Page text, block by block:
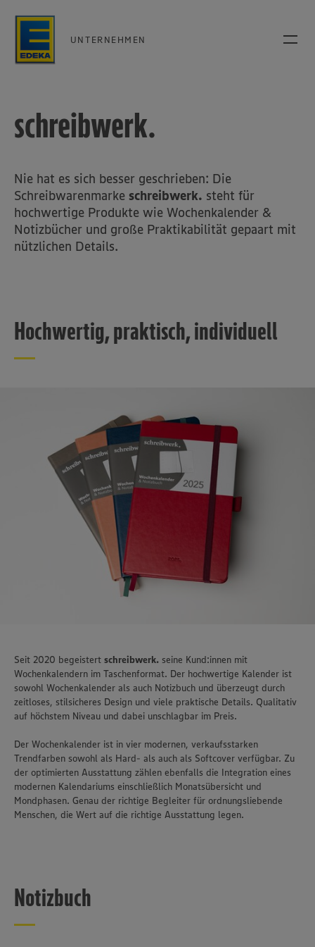
UNTERNEHMEN
schreibwerk.
Nie hat es sich besser geschrieben: Die
Schreibwarenmarke schreibwerk. steht für
hochwertige Produkte wie Wochenkalender &
Notizbücher und große Praktikabilität gepaart mit
nützlichen Details.
Hochwertig, praktisch, individuell
Seit 2020 begeistert schreibwerk. seine Kund:innen mit
Wochenkalendern im Taschenformat. Der hochwertige Kalender ist
sowohl Wochenkalender als auch Notizbuch und überzeugt durch
zeitloses, stilsicheres Design und viele praktische Details. Qualitativ
auf höchstem Niveau und dabei unschlagbar im Preis.
Der Wochenkalender ist in vier modernen, verkaufsstarken
Trendfarben sowohl als Hard- als auch als Softcover verfügbar. Zu
der optimierten Ausstattung zählen ebenfalls die Integration eines
modernen Kalendariums einschließlich Monatsübersicht und
Mondphasen. Genau der richtige Begleiter für ordnungsliebende
Menschen, die Wert auf die richtige Ausstattung legen.
Notizbuch